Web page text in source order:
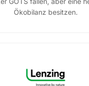
Ökobilanz besitzen.